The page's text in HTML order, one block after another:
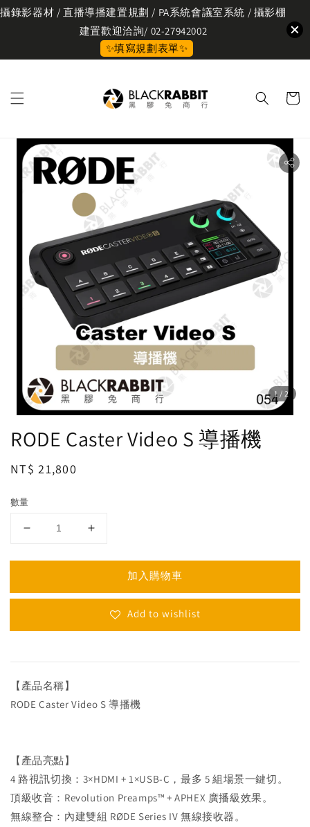
攝錄影器材 / 直播導播建置規劃 / PA系統會議室系統 / 攝影棚
建置歡迎洽詢/ 02-27942002
✨填寫規劃表單✨
1 /2
RODE Caster Video S 導播機
Regular
NT$ 21,800
數量
加入購物車
Add to wishlist
【產品名稱】
RODE Caster Video S 導播機
【產品亮點】
4 路視訊切換：3×HDMI + 1×USB-C，最多 5 組場景一鍵切。
頂級收音：Revolution Preamps™ + APHEX 廣播級效果。
無線整合：內建雙組 RØDE Series IV 無線接收器。